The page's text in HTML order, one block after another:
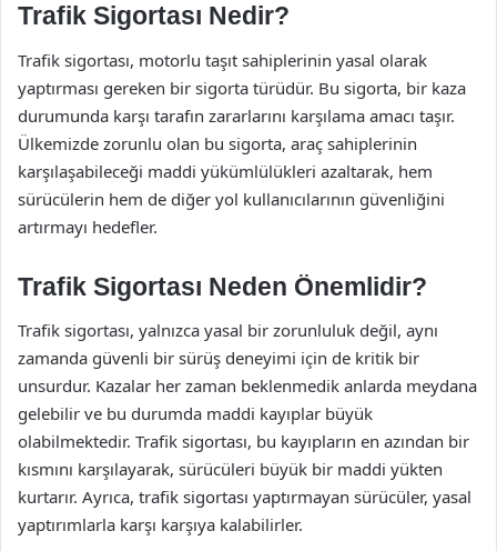
Trafik Sigortası Nedir?
Trafik sigortası, motorlu taşıt sahiplerinin yasal olarak
yaptırması gereken bir sigorta türüdür. Bu sigorta, bir kaza
durumunda karşı tarafın zararlarını karşılama amacı taşır.
Ülkemizde zorunlu olan bu sigorta, araç sahiplerinin
karşılaşabileceği maddi yükümlülükleri azaltarak, hem
sürücülerin hem de diğer yol kullanıcılarının güvenliğini
artırmayı hedefler.
Trafik Sigortası Neden Önemlidir?
Trafik sigortası, yalnızca yasal bir zorunluluk değil, aynı
zamanda güvenli bir sürüş deneyimi için de kritik bir
unsurdur. Kazalar her zaman beklenmedik anlarda meydana
gelebilir ve bu durumda maddi kayıplar büyük
olabilmektedir. Trafik sigortası, bu kayıpların en azından bir
kısmını karşılayarak, sürücüleri büyük bir maddi yükten
kurtarır. Ayrıca, trafik sigortası yaptırmayan sürücüler, yasal
yaptırımlarla karşı karşıya kalabilirler.